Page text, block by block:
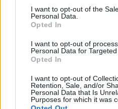
consent section.
I want to opt-out of the
Personal Data.
Opted In
I want to opt-out of
Personal Data for Targeted
Opted In
I want to opt-out of
Retention, Sale, and/or
Personal Data that Is
Purposes for which it was